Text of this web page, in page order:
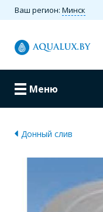
Ваш регион: Минск
Меню
Донный слив